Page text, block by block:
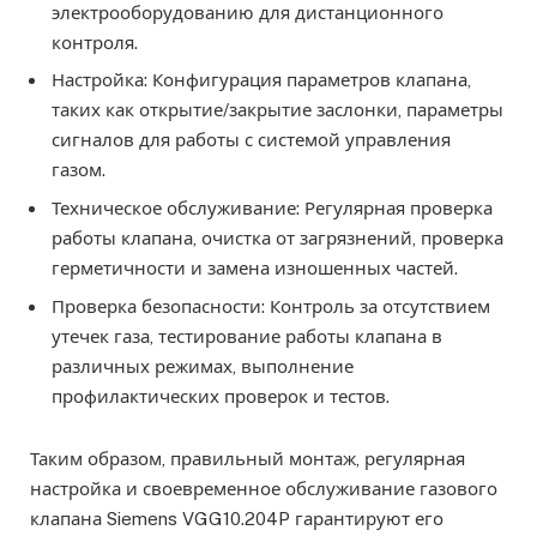
электрооборудованию для дистанционного
контроля.
Настройка: Конфигурация параметров клапана,
таких как открытие/закрытие заслонки, параметры
сигналов для работы с системой управления
газом.
Техническое обслуживание: Регулярная проверка
работы клапана, очистка от загрязнений, проверка
герметичности и замена изношенных частей.
Проверка безопасности: Контроль за отсутствием
утечек газа, тестирование работы клапана в
различных режимах, выполнение
профилактических проверок и тестов.
Таким образом, правильный монтаж, регулярная
настройка и своевременное обслуживание газового
клапана Siemens VGG10.204P гарантируют его